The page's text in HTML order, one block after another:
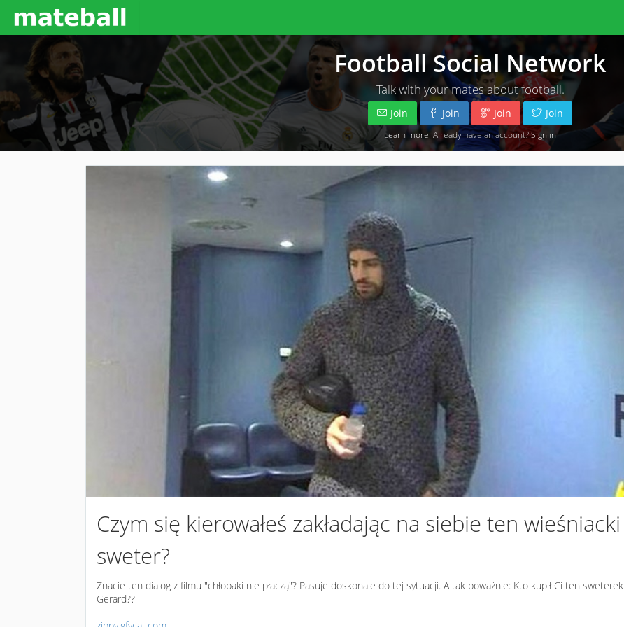
Football Social Network
Talk with your mates about football.
Join Join Join Join
Learn more . Already have an account?Sign in
Czym się kierowałeś zakładając na siebie ten wieśniacki
sweter?
Znacie ten dialog z filmu "chłopaki nie płaczą"? Pasuje doskonale do tej sytuacji. A tak poważnie: Kto kupił Ci ten sweterek
Gerard??